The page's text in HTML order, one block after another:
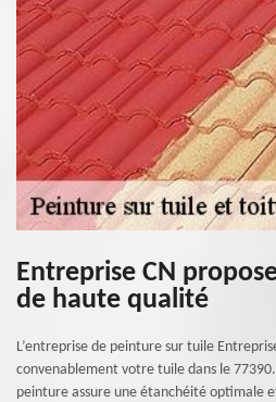
Entreprise CN
de haute qualité
L’entreprise de peinture sur tuile
convenablement votre tuile dans le
peinture assure une étanchéité optimale